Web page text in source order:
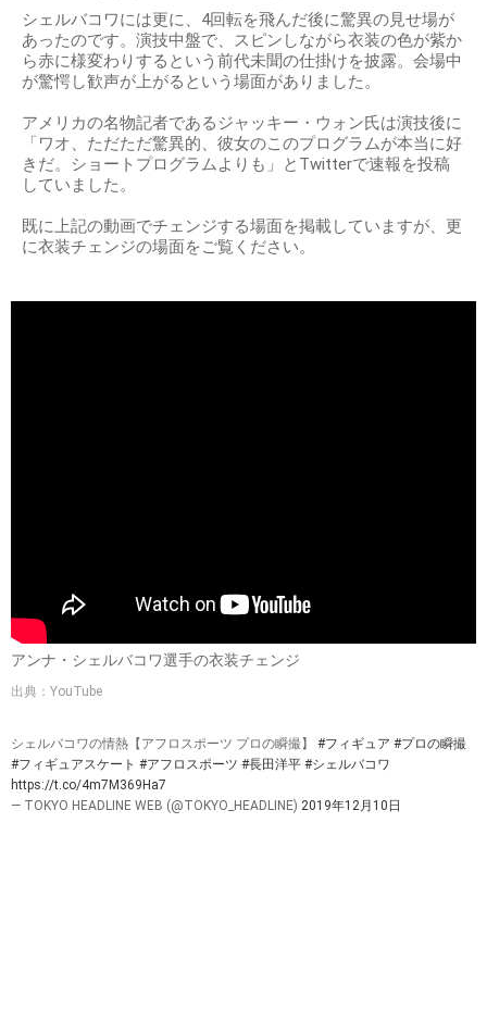
シェルバコワには更に、4回転を飛んだ後に驚異の見せ場が
あったのです。演技中盤で、スピンしながら衣装の色が紫か
ら赤に様変わりするという前代未聞の仕掛けを披露。会場中
が驚愕し歓声が上がるという場面がありました。
アメリカの名物記者であるジャッキー・ウォン氏は演技後に
「ワオ、ただただ驚異的、彼女のこのプログラムが本当に好
きだ。ショートプログラムよりも」とTwitterで速報を投稿
していました。
既に上記の動画でチェンジする場面を掲載していますが、更
に衣装チェンジの場面をご覧ください。
アンナ・シェルバコワ選手の衣装チェンジ
出典：YouTube
シェルバコワの情熱【アフロスポーツ プロの瞬撮】 #フィギュア #プロの瞬撮
#フィギュアスケート #アフロスポーツ #長田洋平 #シェルバコワ
https://t.co/4m7M369Ha7
— TOKYO HEADLINE WEB (@TOKYO_HEADLINE) 2019年12月10日